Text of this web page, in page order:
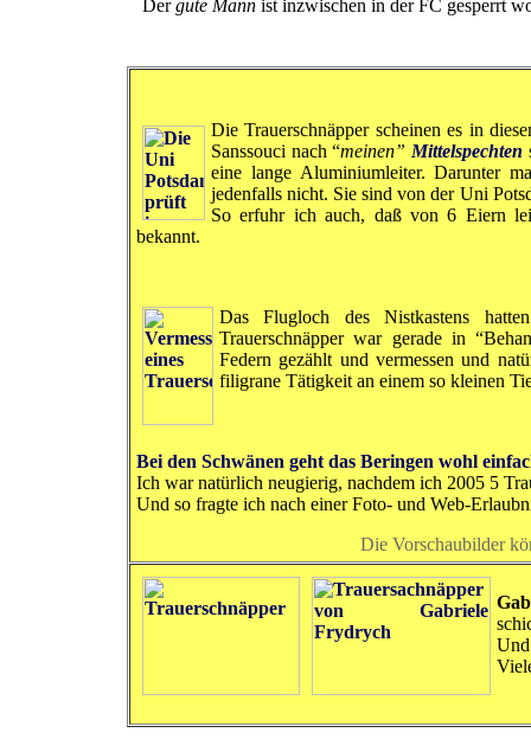
Dergute Mann ist inzwischen in der FC gesperrt
Die Trauerschnäpper scheinen es in
Sanssouci nach “meinen” Mittelspechten
eine lange Aluminiumleiter. Darunter
jedenfalls nicht. Sie sind von der Uni
So erfuhr ich auch, daß von 6 Eiern
bekannt.
Das Flugloch des Nistkastens
Trauerschnäpper war gerade in
Federn gezählt und vermessen und
filigrane Tätigkeit an einem so kleinen
Bei den Schwänen geht das Beringen wohl
Ich war natürlich neugierig, nachdem ich 2005 5
Und so fragte ich nach einer Foto- und Web-
Die Vorschaubilder